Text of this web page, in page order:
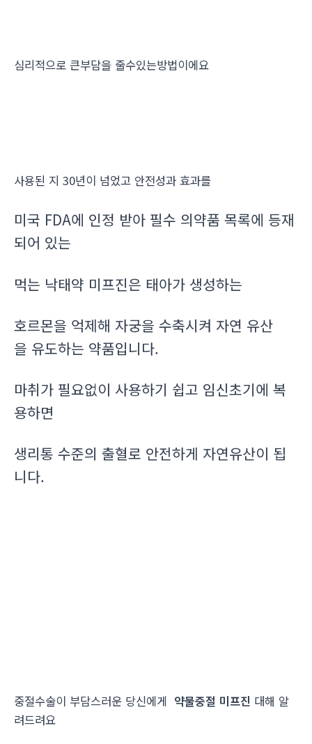
심리적으로 큰부담을 줄수있는방법이에요
사용된 지 30년이 넘었고 안전성과 효과를
미국 FDA에 인정 받아 필수 의약품 목록에 등재
되어 있는
먹는 낙태약 미프진은 태아가 생성하는
호르몬을 억제해 자궁을 수축시켜 자연 유산
을 유도하는 약품입니다.
마취가 필요없이 사용하기 쉽고 임신초기에 복
용하면
생리통 수준의 출혈로 안전하게 자연유산이 됩
니다.
중절수술이 부담스러운 당신에게 약물중절 미프진 대해 알
려드려요